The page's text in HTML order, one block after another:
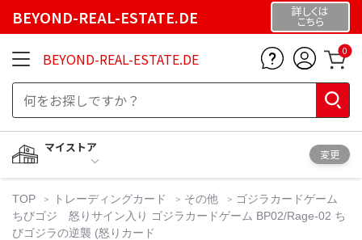
BEYOND-REAL-ESTATE.DE 詳しくは
こちら
BEYOND-REAL-ESTATE.DE 0
マイストア
変更
TOP トレーディングカード その他
ゴジラカードゲーム
ちびゴジ 怒りサイン入り ゴジラカードゲーム BP02/Rage-02 ち
びゴジラの逆襲 (怒りカード